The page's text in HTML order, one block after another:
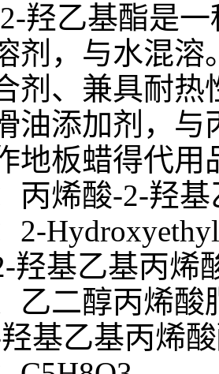
羟乙基酯是
剂，与水混
剂、兼具耐
油添加剂，
地板蜡得代
丙烯酸-2-羟
2-
羟基乙基丙烯
乙二醇丙烯酸
基乙基丙烯